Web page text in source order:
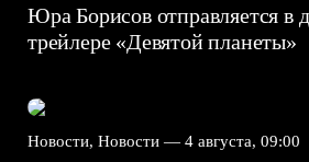
Юра Борисов отправляется в
трейлере «Девятой планеты»
Новости, Новости — 4 августа, 09:00